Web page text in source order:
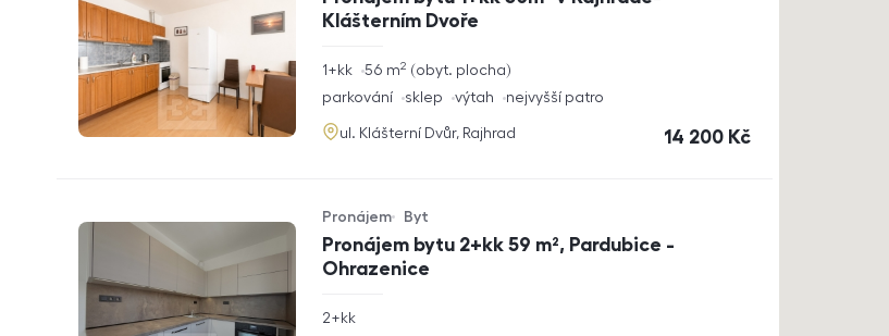
Klášterním Dvoře
rozměry
1+kk obyt. plocha
56 m2
funkce
parkování sklep výtah nejvyšší patro
adresa
ul. Klášterní Dvůr, Rajhrad cena
14 200 Kč
Pronájem bytu 2+kk 59 m², Pardubice -
Ohrazenice
Typ nabídky
Pronájem
Typ nemovitosti
Byt
rozměry
2+kk